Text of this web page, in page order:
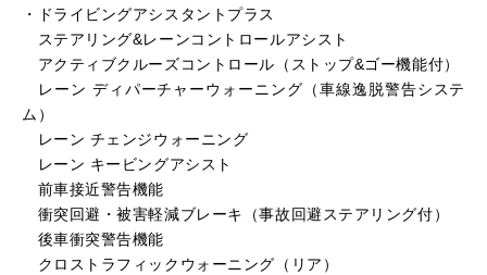
・ドライビングアシスタントプラス
ステアリング&レーンコントロールアシスト
アクティブクルーズコントロール（ストップ&ゴー機能付）
レーン ディパーチャーウォーニング（車線逸脱警告システ
ム）
レーン チェンジウォーニング
レーン キービングアシスト
前車接近警告機能
衝突回避・被害軽減ブレーキ（事故回避ステアリング付）
後車衝突警告機能
クロストラフィックウォーニング（リア）